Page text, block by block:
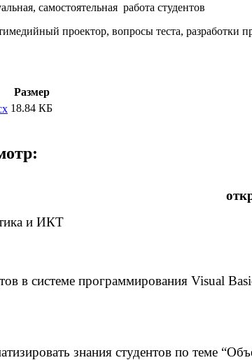
самостоятельная работа студентов
проектор, вопросы теста, разработки
Размер
18.84 КБ
и ИКТ
в системе программирования Visual
знания студентов по теме